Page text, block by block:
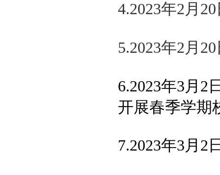
4.2023年2月
5.2023年2月
6.2023年3月2
开展春季学期
7.2023年3月2